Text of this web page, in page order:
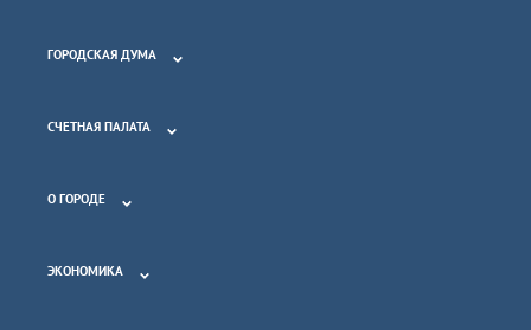
ГОРОДСКАЯ ДУМА
СЧЕТНАЯ ПАЛАТА
О ГОРОДЕ
ЭКОНОМИКА